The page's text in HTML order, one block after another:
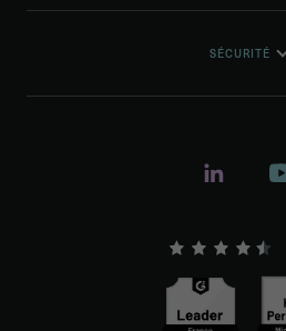
SÉCURITÉ